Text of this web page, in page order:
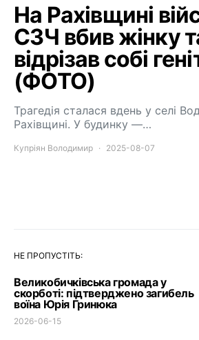
На Рахівщині
СЗЧ вбив жінку
відрізав собі
(ФОТО)
Трагедія сталася вдень у селі
Рахівщині. У будинку —…
Купріян Володимир 2025-08-07
НЕ ПРОПУСТІТЬ:
Великобичківська громада у
скорботі: підтверджено загибель
воїна Юрія Гринюка
2026-06-15